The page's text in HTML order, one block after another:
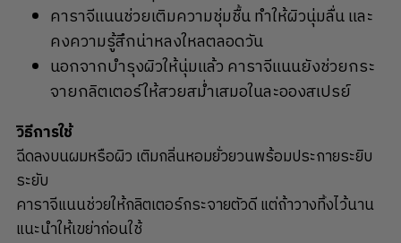
คาราจีแนนช่วยเติมความชุ่มชื้น ทำให้ผิวนุ่มลื่น และ
คงความรู้สึกน่าหลงใหลตลอดวัน
นอกจากบำรุงผิวให้นุ่มแล้ว คาราจีแนนยังช่วยกระ
จายกลิตเตอร์ให้สวยสม่ำเสมอในละอองสเปรย์
วิธีการใช้
ฉีดลงบนผมหรือผิว เติมกลิ่นหอมยั่วยวนพร้อมประกายระยิบ
ระยับ
คาราจีแนนช่วยให้กลิตเตอร์กระจายตัวดี แต่ถ้าวางทิ้งไว้นาน
แนะนำให้เขย่าก่อนใช้